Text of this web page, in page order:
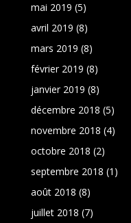
mai 2019 (5)
avril 2019 (8)
mars 2019 (8)
février 2019 (8)
janvier 2019 (8)
décembre 2018 (5)
novembre 2018 (4)
octobre 2018 (2)
septembre 2018 (1)
août 2018 (8)
juillet 2018 (7)